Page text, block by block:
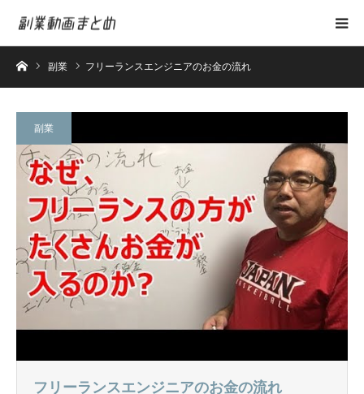
ホーム副業 フリーランスエンジニアのお金の流れ
副業
フリーランスエンジニアのお金の流れ